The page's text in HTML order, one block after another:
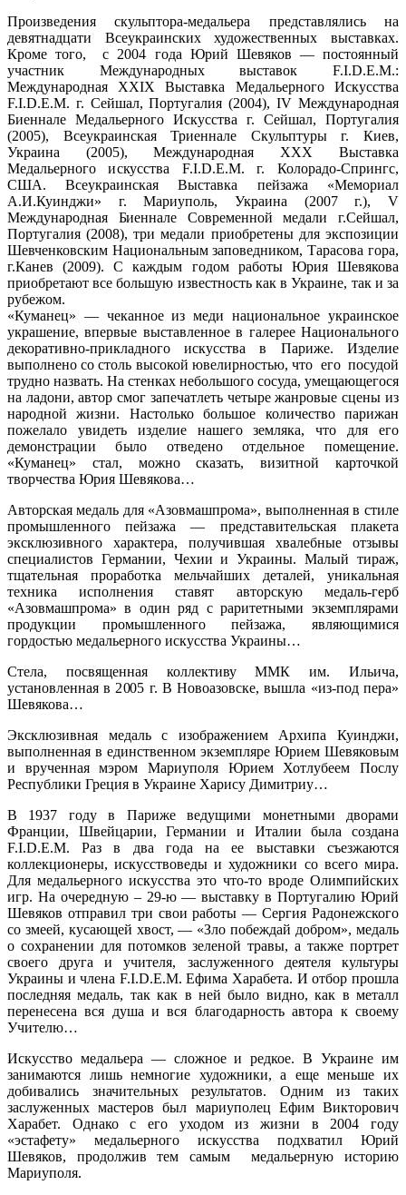
Произведения скульптора-медальера представлялись на
девятнадцати Всеукраинских художественных выставках.
Кроме того, с 2004 года Юрий Шевяков — постоянный
участник Международных выставок F.I.D.Е.М.:
Международная XXIX Выставка Медальерного Искусства
F.I.D.E.M. г. Сейшал, Португалия (2004), IV Международная
Биеннале Медальерного Искусства г. Сейшал, Португалия
(2005), Всеукраинская Триеннале Скульптуры г. Киев,
Украина (2005), Международная XXX Выставка
Медальерного искусства F.I.D.E.M. г. Колорадо-Спрингс,
США. Всеукраинская Выставка пейзажа «Мемориал
А.И.Куинджи» г. Мариуполь, Украина (2007 г.), V
Международная Биеннале Современной медали г.Сейшал,
Португалия (2008), три медали приобретены для экспозиции
Шевченковским Национальным заповедником, Тарасова гора,
г.Канев (2009). С каждым годом работы Юрия Шевякова
приобретают все большую известность как в Украине, так и за
рубежом.
«Куманец» — чеканное из меди национальное украинское
украшение, впервые выставленное в галерее Национального
декоративно-прикладного искусства в Париже. Изделие
выполнено со столь высокой ювелирностью, что его посудой
трудно назвать. На стенках небольшого сосуда, умещающегося
на ладони, автор смог запечатлеть четыре жанровые сцены из
народной жизни. Настолько большое количество парижан
пожелало увидеть изделие нашего земляка, что для его
демонстрации было отведено отдельное помещение.
«Куманец» стал, можно сказать, визитной карточкой
творчества Юрия Шевякова…
Авторская медаль для «Азовмашпрома», выполненная в стиле
промышленного пейзажа — представительская плакета
эксклюзивного характера, получившая хвалебные отзывы
специалистов Германии, Чехии и Украины. Малый тираж,
тщательная проработка мельчайших деталей, уникальная
техника исполнения ставят авторскую медаль-герб
«Азовмашпрома» в один ряд с раритетными экземплярами
продукции промышленного пейзажа, являющимися
гордостью медальерного искусства Украины…
Стела, посвященная коллективу ММК им. Ильича,
установленная в 2005 г. В Новоазовске, вышла «из-под пера»
Шевякова…
Эксклюзивная медаль с изображением Архипа Куинджи,
выполненная в единственном экземпляре Юрием Шевяковым
и врученная мэром Мариуполя Юрием Хотлубеем Послу
Республики Греция в Украине Харису Димитриу…
В 1937 году в Париже ведущими монетными дворами
Франции, Швейцарии, Германии и Италии была создана
F.I.D.Е.М. Раз в два года на ее выставки съезжаются
коллекционеры, искусствоведы и художники со всего мира.
Для медальерного искусства это что-то вроде Олимпийских
игр. На очередную – 29-ю — выставку в Португалию Юрий
Шевяков отправил три свои работы — Сергия Радонежского
со змеей, кусающей хвост, — «Зло побеждай добром», медаль
о сохранении для потомков зеленой травы, а также портрет
своего друга и учителя, заслуженного деятеля культуры
Украины и члена F.I.D.Е.М. Ефима Харабета. И отбор прошла
последняя медаль, так как в ней было видно, как в металл
перенесена вся душа и вся благодарность автора к своему
Учителю…
Искусство медальера — сложное и редкое. В Украине им
занимаются лишь немногие художники, а еще меньше их
добивались значительных результатов. Одним из таких
заслуженных мастеров был мариуполец Ефим Викторович
Харабет. Однако с его уходом из жизни в 2004 году
«эстафету» медальерного искусства подхватил Юрий
Шевяков, продолжив тем самым медальерную историю
Мариуполя.